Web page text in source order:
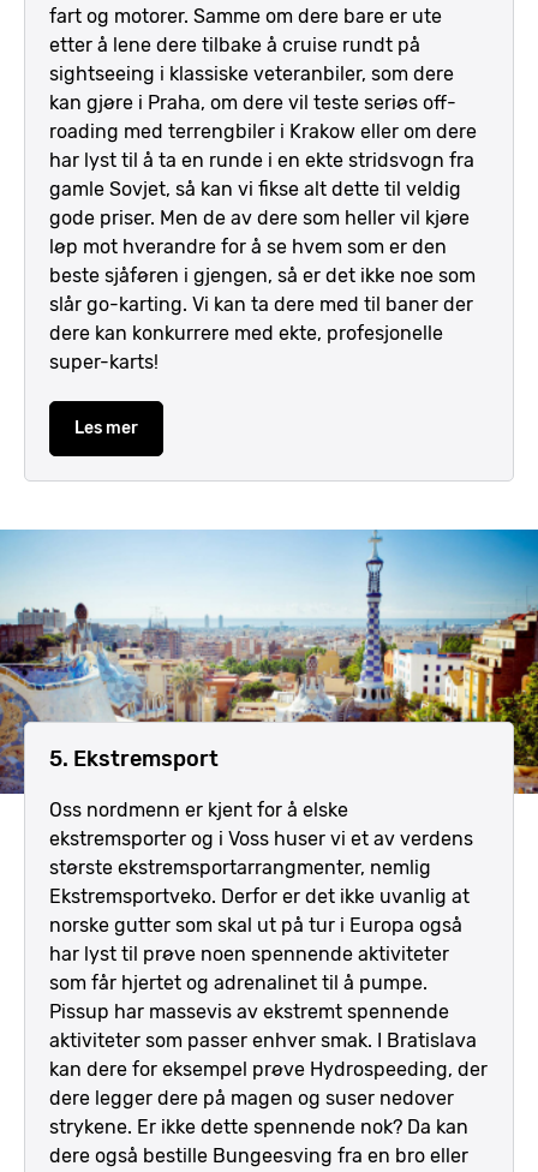
fart og motorer. Samme om dere bare er ute
etter å lene dere tilbake å cruise rundt på
sightseeing i klassiske veteranbiler, som dere
kan gjøre i Praha, om dere vil teste seriøs off-
roading med terrengbiler i Krakow eller om dere
har lyst til å ta en runde i en ekte stridsvogn fra
gamle Sovjet, så kan vi fikse alt dette til veldig
gode priser. Men de av dere som heller vil kjøre
løp mot hverandre for å se hvem som er den
beste sjåføren i gjengen, så er det ikke noe som
slår go-karting. Vi kan ta dere med til baner der
dere kan konkurrere med ekte, profesjonelle
super-karts!
Les mer
5. Ekstremsport
Oss nordmenn er kjent for å elske
ekstremsporter og i Voss huser vi et av verdens
største ekstremsportarrangmenter, nemlig
Ekstremsportveko. Derfor er det ikke uvanlig at
norske gutter som skal ut på tur i Europa også
har lyst til prøve noen spennende aktiviteter
som får hjertet og adrenalinet til å pumpe.
Pissup har massevis av ekstremt spennende
aktiviteter som passer enhver smak. I Bratislava
kan dere for eksempel prøve Hydrospeeding, der
dere legger dere på magen og suser nedover
strykene. Er ikke dette spennende nok? Da kan
dere også bestille Bungeesving fra en bro eller